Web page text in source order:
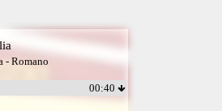
- Romano
00:40